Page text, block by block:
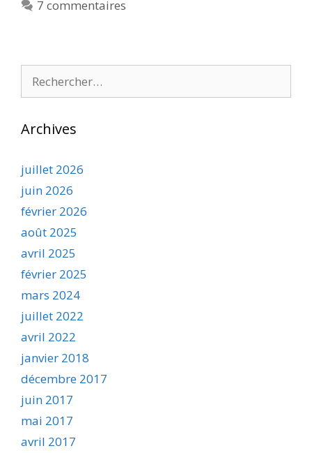
7 commentaires
Archives
juillet 2026
juin 2026
février 2026
août 2025
avril 2025
février 2025
mars 2024
juillet 2022
avril 2022
janvier 2018
décembre 2017
juin 2017
mai 2017
avril 2017